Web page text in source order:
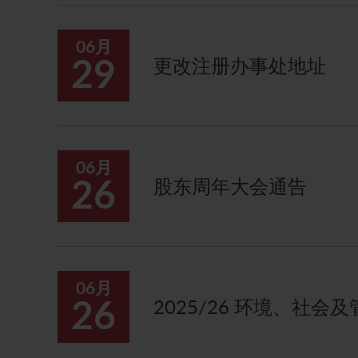
06月
29 更改注册办事处地址
06月
26 股东周年大会通告
06月
26 2025/26 环境、社会及